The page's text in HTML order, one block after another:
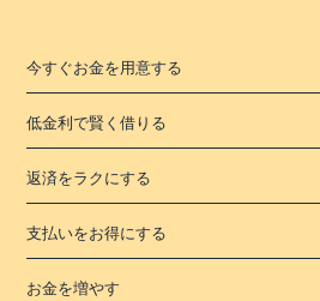
今すぐお金を用意する
低金利で賢く借りる
返済をラクにする
支払いをお得にする
お金を増やす